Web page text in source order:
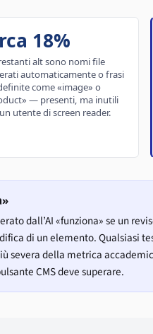
18%
alt sono nomi file
automaticamente o frasi
come «image» o
— presenti, ma inutili
utente di screen reader.
dall’AI «funziona» se un
di un elemento. Qualsiasi
severa della metrica
CMS deve superare.